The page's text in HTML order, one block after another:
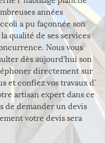
années
a pu façonnée son
qualité de ses services
Nous vous
dès aujourd’hui son
directement sur
et confiez vos travaux d`
artisan expert dans ce
de demander un devis
votre devis sera